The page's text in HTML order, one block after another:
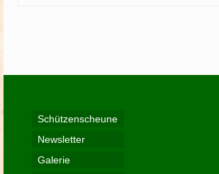
Schützenscheune
Newsletter
Galerie